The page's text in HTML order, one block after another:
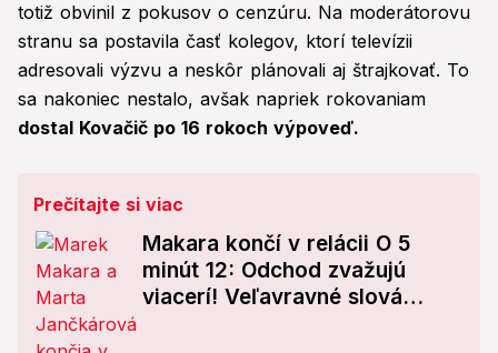
totiž obvinil z pokusov o cenzúru. Na moderátorovu
stranu sa postavila časť kolegov, ktorí televízii
adresovali výzvu a neskôr plánovali aj štrajkovať. To
sa nakoniec nestalo, avšak napriek rokovaniam
dostal Kovačič po 16 rokoch výpoveď.
Prečítajte si viac
Makara končí v relácii O 5
minút 12: Odchod zvažujú
viacerí! Veľavravné slová